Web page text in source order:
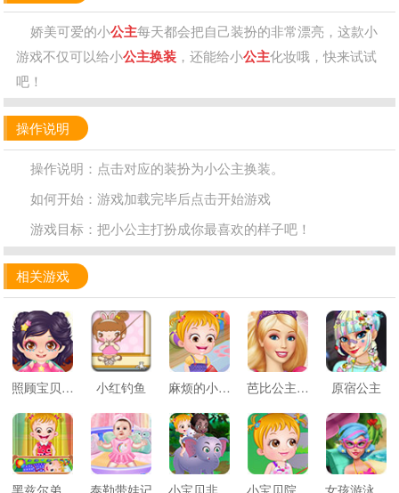
娇美可爱的小公主每天都会把自己装扮的非常漂亮，这款小
游戏不仅可以给小公主换装，还能给小公主化妆哦，快来试试
吧！
操作说明
操作说明：点击对应的装扮为小公主换装。
如何开始：游戏加载完毕后点击开始游戏
游戏目标：把小公主打扮成你最喜欢的样子吧！
相关游戏
照顾宝贝莉莉 小红钓鱼 麻烦的小宝贝 芭比公主的卧室 原宿公主
泰勒带娃记